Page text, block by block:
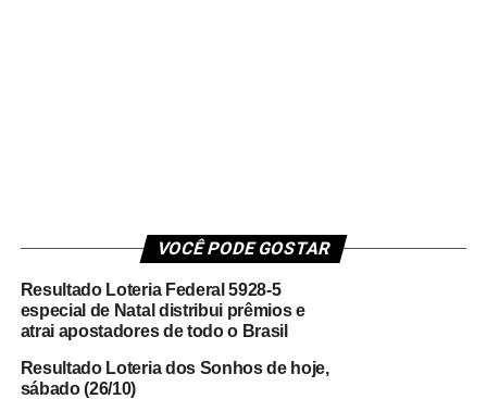
VOCÊ PODE GOSTAR
Resultado Loteria Federal 5928-5
especial de Natal distribui prêmios e
atrai apostadores de todo o Brasil
Resultado Loteria dos Sonhos de hoje,
sábado (26/10)